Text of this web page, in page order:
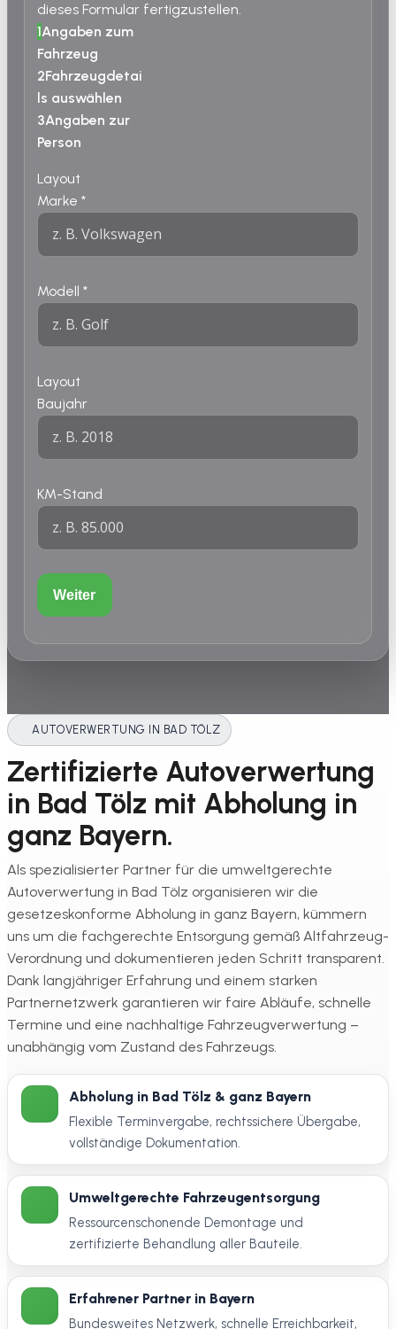
dieses Formular fertigzustellen.
1Angaben zum
Fahrzeug
2Fahrzeugdetai
ls auswählen
3Angaben zur
Person
Layout
Marke *
Modell *
Layout
Baujahr
KM-Stand
Weiter
AUTOVERWERTUNG IN BAD TÖLZ
Zertifizierte Autoverwertung
in Bad Tölz mit Abholung in
ganz Bayern.
Als spezialisierter Partner für die umweltgerechte
Autoverwertung in Bad Tölz organisieren wir die
gesetzeskonforme Abholung in ganz Bayern, kümmern
uns um die fachgerechte Entsorgung gemäß Altfahrzeug-
Verordnung und dokumentieren jeden Schritt transparent.
Dank langjähriger Erfahrung und einem starken
Partnernetzwerk garantieren wir faire Abläufe, schnelle
Termine und eine nachhaltige Fahrzeugverwertung –
unabhängig vom Zustand des Fahrzeugs.
Abholung in Bad Tölz & ganz Bayern
Flexible Terminvergabe, rechtssichere Übergabe,
vollständige Dokumentation.
Umweltgerechte Fahrzeugentsorgung
Ressourcenschonende Demontage und
zertifizierte Behandlung aller Bauteile.
Erfahrener Partner in Bayern
Bundesweites Netzwerk, schnelle Erreichbarkeit,